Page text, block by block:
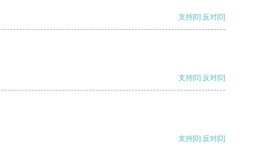
支持[0] 反对[0]
支持[0] 反对[0]
支持[0] 反对[0]